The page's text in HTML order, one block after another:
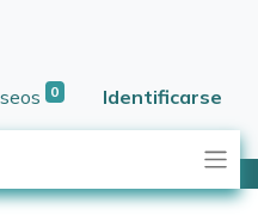
0 Identificarse